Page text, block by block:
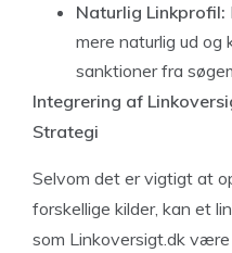
Naturlig Linkprofil:
mere naturlig ud og
sanktioner fra
Integrering af
Strategi
Selvom det er vigtigt at
forskellige kilder, kan et
som Linkoversigt.dk